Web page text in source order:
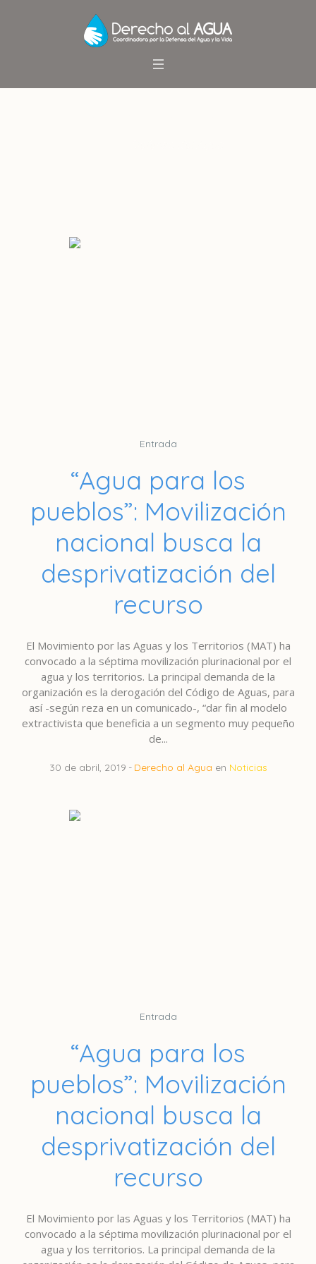
Entrada
“Agua para los
pueblos”: Movilización
nacional busca la
desprivatización del
recurso
El Movimiento por las Aguas y los Territorios (MAT) ha
convocado a la séptima movilización plurinacional por el
agua y los territorios. La principal demanda de la
organización es la derogación del Código de Aguas, para
así -según reza en un comunicado-, “dar fin al modelo
extractivista que beneficia a un segmento muy pequeño
de...
30 de abril, 2019 Derecho al Agua en Noticias
Entrada
“Agua para los
pueblos”: Movilización
nacional busca la
desprivatización del
recurso
El Movimiento por las Aguas y los Territorios (MAT) ha
convocado a la séptima movilización plurinacional por el
agua y los territorios. La principal demanda de la